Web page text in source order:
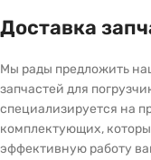
Доставка
Мы рады предложить
запчастей для
специализируется на
комплектующих,
эффективную работу